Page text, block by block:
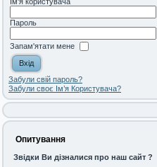
Пароль
Запам'ятати мене
Забули свій пароль?
Забули своє Ім’я Користувача?
Опитування
Звідки Ви дізналися про наш сайт ?